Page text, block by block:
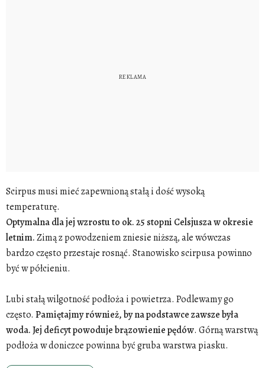
Scirpus musi mieć zapewnioną stałą i dość wysoką
temperaturę.
Optymalna dla jej wzrostu to ok. 25 stopni Celsjusza w okresie
letnim.Zimą z powodzeniem zniesie niższą, ale wówczas
bardzo często przestaje rosnąć. Stanowisko scirpusa powinno
być w półcieniu.
Lubi stałą wilgotność podłoża i powietrza. Podlewamy go
często. Pamiętajmy również, by na podstawce zawsze była
woda. Jej deficyt powoduje brązowienie pędów. Górną warstwą
podłoża w doniczce powinna być gruba warstwa piasku.